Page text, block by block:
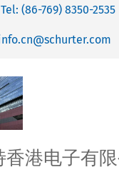
Tel: (86-769) 8350-2535
香港电子有限